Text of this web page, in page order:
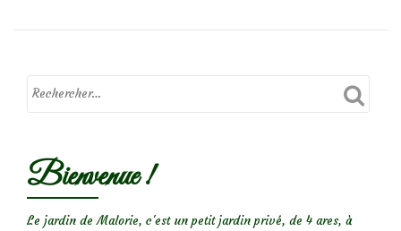
Bienvenue !
Le jardin de Malorie, c'est un petit jardin privé, de 4 ares, à